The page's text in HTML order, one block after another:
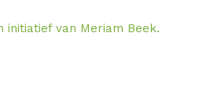
initiatief van Meriam Beek.